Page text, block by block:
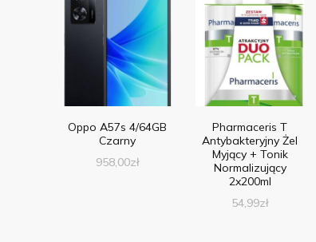
Oppo A57s 4/64GB
Czarny
958,00zł
Pharmaceris T
Antybakteryjny Żel
Myjący + Tonik
Normalizujący
2x200ml
54,99zł